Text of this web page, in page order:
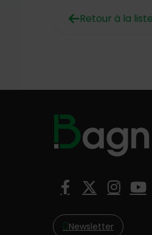
Retour à la
Nous suivre
Facebook
X
Newsletter